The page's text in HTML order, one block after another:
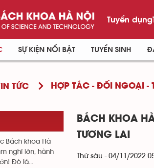
Tuyển dụng
SỰ KIỆN NỔI BẬT TUYỂN SINH
TỨC HỢP TÁC - ĐỐI NGOẠI -
BÁCH KHOA
TƯƠNG LAI
Thứ sáu - 04/11/2022
Bách khoa Hà
nghĩ lớn, hành
Đó là...